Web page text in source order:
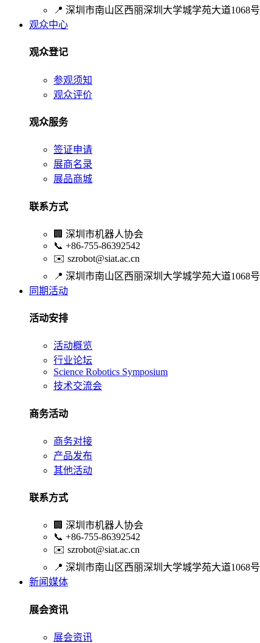
📍 深圳市南山区西丽深圳大学城学苑大道1068号
观众中心
观众登记
参观须知
观众评价
观众服务
签证申请
展商名录
展品商城
联系方式
🏢 深圳市机器人协会
📞 +86-755-86392542
✉️ szrobot@siat.ac.cn
📍 深圳市南山区西丽深圳大学城学苑大道1068号
同期活动
活动安排
活动概览
行业论坛
Science Robotics Symposium
技术交流会
商务活动
商务对接
产品发布
其他活动
联系方式
🏢 深圳市机器人协会
📞 +86-755-86392542
✉️ szrobot@siat.ac.cn
📍 深圳市南山区西丽深圳大学城学苑大道1068号
新闻媒体
展会资讯
展会资讯